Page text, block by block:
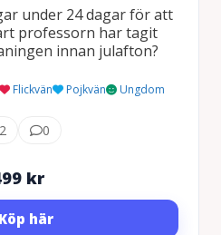
under 24 dagar för att
professorn har tagit
innan julafton?
Flickvän Pojkvän Ungdom
2 0
kr
Köp här